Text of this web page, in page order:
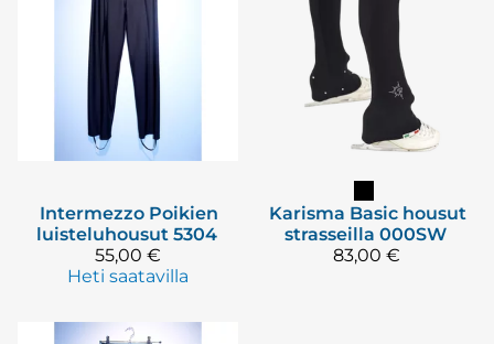
Intermezzo Poikien
luisteluhousut 5304
55,00 €
Heti saatavilla
Karisma Basic housut
strasseilla 000SW
83,00 €